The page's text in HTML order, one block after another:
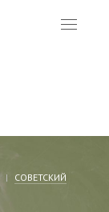
Меню
СОВЕТСКИЙ